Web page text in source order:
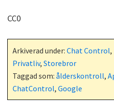
CC0
Arkiverad under: Chat Control,
Privatliv, Storebror
Taggad som: ålderskontroll,
ChatControl, Google